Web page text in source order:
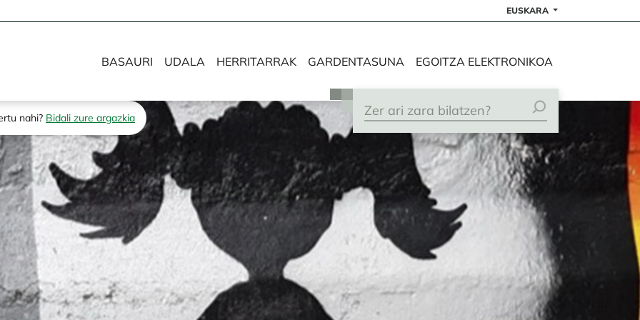
EUSKARA
BASAURI UDALA HERRITARRAK GARDENTASUNA EGOITZA ELEKTRONIKOA
nahi? Bidali zure argazkia